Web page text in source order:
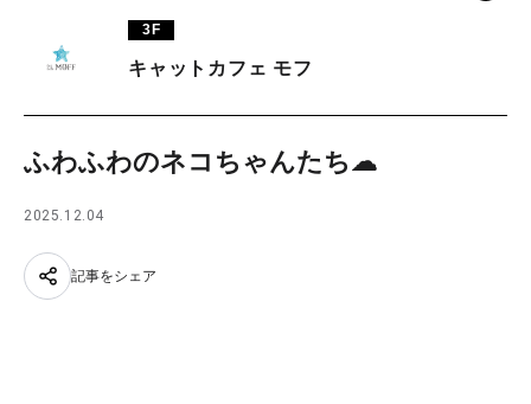
TAX FREE
JP
3F
キャットカフェ モフ
ふわふわのネコちゃんたち☁︎
2025.12.04
記事をシェア